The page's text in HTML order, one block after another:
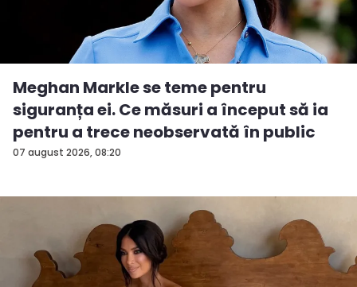
07 august 2026, 08:20
Meghan Markle se teme pentru
siguranța ei. Ce măsuri a început să ia
pentru a trece neobservată în public